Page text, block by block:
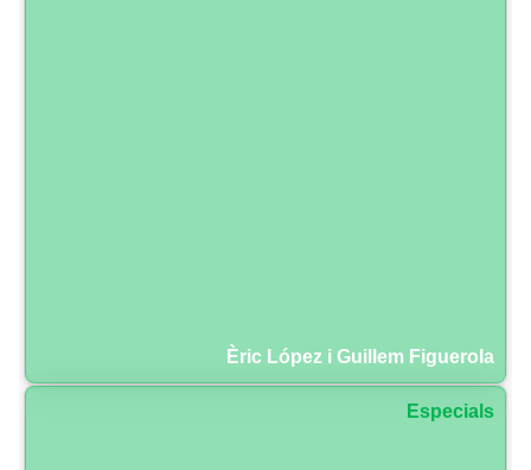
Èric López i Guillem Figuerola
Especials